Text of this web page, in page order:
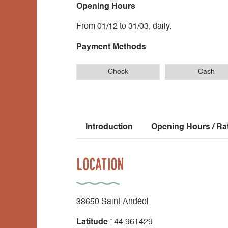
Opening Hours
From 01/12 to 31/03, daily.
Payment Methods
Check Cash
Introduction Opening Hours /
Location
38650 Saint-Andéol
Latitude : 44.961429